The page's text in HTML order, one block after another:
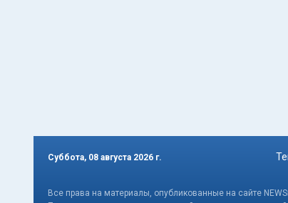
Суббота, 08 августа 2026 г.
Все права на материалы, опубликованные на сайте